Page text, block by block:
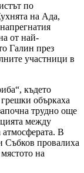
по
на Ада,
от най-
Галин през
участници в
където
объркаха
трудно още
между
В
Събков провалиха
на